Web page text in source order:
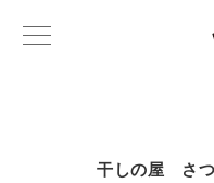
干しの屋 さつ